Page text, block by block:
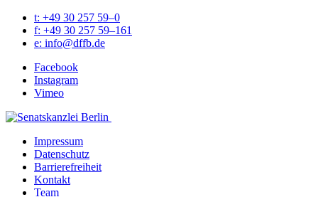
t: +49 30 257 59–0
f: +49 30 257 59–161
e: info@​dffb.​de
Face­book
Insta­gram
Vimeo
Impres­sum
Daten­schutz
Bar­rie­re­frei­heit
Kon­takt
Team